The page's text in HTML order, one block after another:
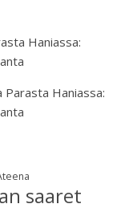
Haniassa:
Parasta Haniassa:
saaret